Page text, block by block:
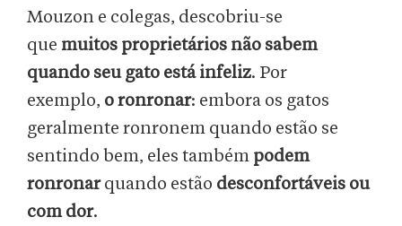
Mouzon e colegas, descobriu-se
que muitos proprietários não sabem
quando seu gato está infeliz. Por
exemplo, o ronronar: embora os gatos
geralmente ronronem quando estão se
sentindo bem, eles também podem
ronronarquando estão desconfortáveis ou
com dor.